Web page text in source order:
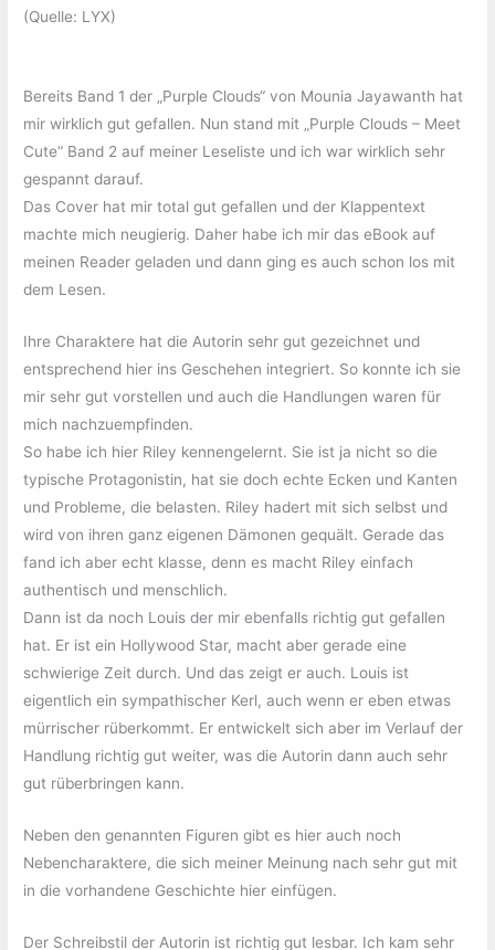
(Quelle: LYX)
Bereits Band 1 der „Purple Clouds“ von Mounia Jayawanth hat
mir wirklich gut gefallen. Nun stand mit „Purple Clouds – Meet
Cute“ Band 2 auf meiner Leseliste und ich war wirklich sehr
gespannt darauf.
Das Cover hat mir total gut gefallen und der Klappentext
machte mich neugierig. Daher habe ich mir das eBook auf
meinen Reader geladen und dann ging es auch schon los mit
dem Lesen.
Ihre Charaktere hat die Autorin sehr gut gezeichnet und
entsprechend hier ins Geschehen integriert. So konnte ich sie
mir sehr gut vorstellen und auch die Handlungen waren für
mich nachzuempfinden.
So habe ich hier Riley kennengelernt. Sie ist ja nicht so die
typische Protagonistin, hat sie doch echte Ecken und Kanten
und Probleme, die belasten. Riley hadert mit sich selbst und
wird von ihren ganz eigenen Dämonen gequält. Gerade das
fand ich aber echt klasse, denn es macht Riley einfach
authentisch und menschlich.
Dann ist da noch Louis der mir ebenfalls richtig gut gefallen
hat. Er ist ein Hollywood Star, macht aber gerade eine
schwierige Zeit durch. Und das zeigt er auch. Louis ist
eigentlich ein sympathischer Kerl, auch wenn er eben etwas
mürrischer rüberkommt. Er entwickelt sich aber im Verlauf der
Handlung richtig gut weiter, was die Autorin dann auch sehr
gut rüberbringen kann.
Neben den genannten Figuren gibt es hier auch noch
Nebencharaktere, die sich meiner Meinung nach sehr gut mit
in die vorhandene Geschichte hier einfügen.
Der Schreibstil der Autorin ist richtig gut lesbar. Ich kam sehr